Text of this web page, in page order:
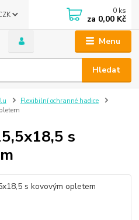
Menu
Hledat
0 ks
za 0,00 Kč
Flexibilní ochranné hadice
s